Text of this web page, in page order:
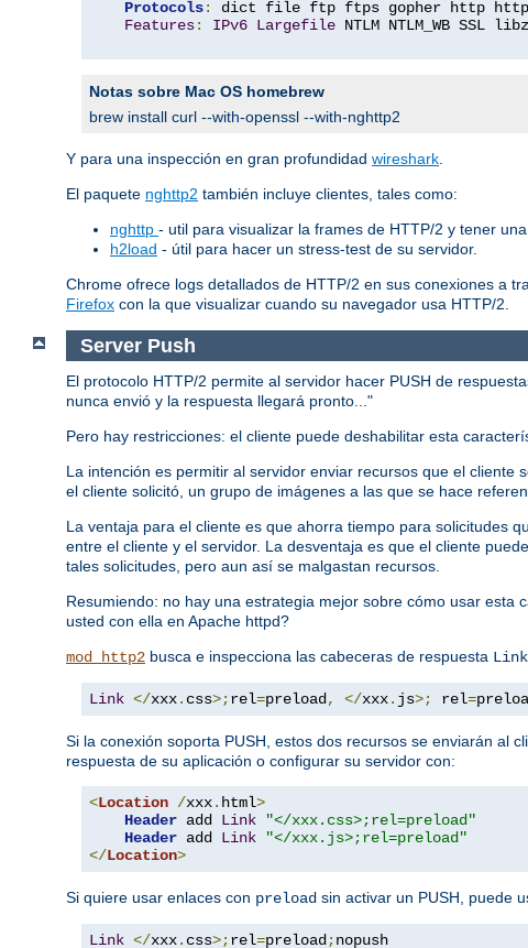
Protocols: dict file ftp ftps gopher http https
Features: IPv6 Largefile NTLM NTLM_WB SSL
Notas sobre Mac OS homebrew
brew install curl --with-openssl --with-nghttp2
Y para una inspección en gran profundidad wireshark
El paquete nghttp2 también incluye clientes, tales como:
nghttp - util para visualizar la frames de HTTP/2 y tener
h2load - útil para hacer un stress-test de su servidor.
Chrome ofrece logs detallados de HTTP/2 en sus conexiones a
Firefox con la que visualizar cuando su navegador usa HTTP/2.
Server Push
El protocolo HTTP/2 permite al servidor hacer PUSH de
nunca envió y la respuesta llegará pronto..."
Pero hay restricciones: el cliente puede deshabilitar esta
La intención es permitir al servidor enviar recursos que el
el cliente solicitó, un grupo de imágenes a las que se hace
La ventaja para el cliente es que ahorra tiempo para solicitudes
entre el cliente y el servidor. La desventaja es que el cliente
tales solicitudes, pero aun así se malgastan recursos.
Resumiendo: no hay una estrategia mejor sobre cómo usar
usted con ella en Apache httpd?
mod_http2 busca e inspecciona las cabeceras de respuesta Link
Link </xxx. css>;rel=preload, </xxx. js>; rel=
Si la conexión soporta PUSH, estos dos recursos se enviarán al
respuesta de su aplicación o configurar su servidor con:
<Location /xxx. html>
Header add Link
"</xxx.css>;rel=preload"
Header add Link
"</xxx.js>;rel=preload"
</Location>
Si quiere usar enlaces con preload sin activar un PUSH, puede
Link </xxx. css>;rel=preload;nopush